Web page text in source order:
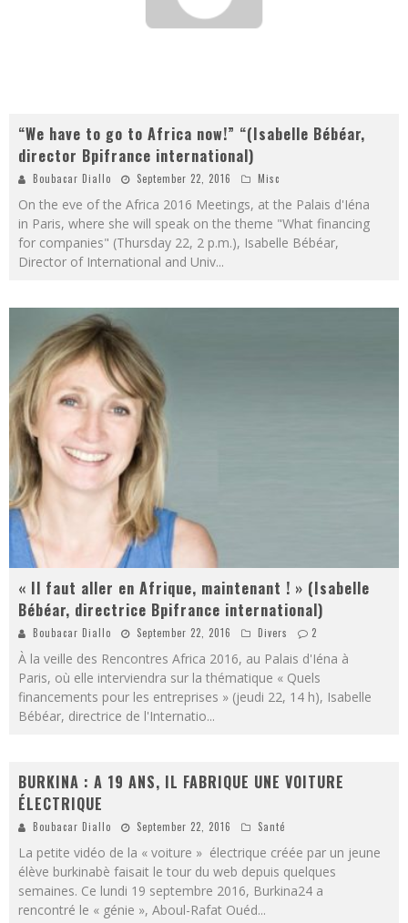
“We have to go to Africa now!” “(Isabelle Bébéar,
director Bpifrance international)
Boubacar Diallo September 22, 2016 Misc
On the eve of the Africa 2016 Meetings, at the Palais d'Iéna
in Paris, where she will speak on the theme "What financing
for companies" (Thursday 22, 2 p.m.), Isabelle Bébéar,
Director of International and Univ...
« Il faut aller en Afrique, maintenant ! » (Isabelle
Bébéar, directrice Bpifrance international)
Boubacar Diallo September 22, 2016 Divers 2
À la veille des Rencontres Africa 2016, au Palais d'Iéna à
Paris, où elle interviendra sur la thématique « Quels
financements pour les entreprises » (jeudi 22, 14 h), Isabelle
Bébéar, directrice de l'Internatio...
BURKINA : A 19 ANS, IL FABRIQUE UNE VOITURE
ÉLECTRIQUE
Boubacar Diallo September 22, 2016 Santé
La petite vidéo de la « voiture » électrique créée par un jeune
élève burkinabè faisait le tour du web depuis quelques
semaines. Ce lundi 19 septembre 2016, Burkina24 a
rencontré le « génie », Aboul-Rafat Ouéd...